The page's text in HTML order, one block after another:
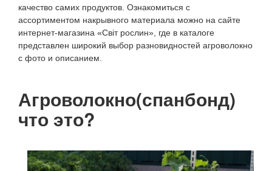
качество самих продуктов. Ознакомиться с
ассортиментом накрывного материала можно на сайте
интернет-магазина «Світ рослин», где в каталоге
представлен широкий выбор разновидностей агроволокно
с фото и описанием.
Агроволокно(спанбонд)
что это?